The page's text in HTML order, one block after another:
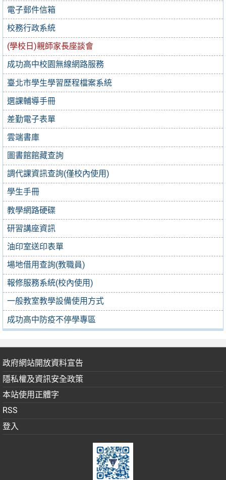
電子郵件信箱
校務行政系統
(學校日)親師家長座談會
成功高中校園無線網路服務
臺北市學生學習歷程檔案系統
選課輔導手冊
差勤電子表單
雲端書庫
圖書館館藏查詢
調代課資訊查詢(僅校內使用)
學生手冊
教學網路硬碟
研習講座資訊
油印室送印表單
場地借用查詢(教職員)
報修服務系統(校內使用)
一般教室教學設備使用方式
成功高中防疫不停學專區
政府網站開放資料宣告
隱私權及資訊安全政策
本站使用正體字
RSS
登入